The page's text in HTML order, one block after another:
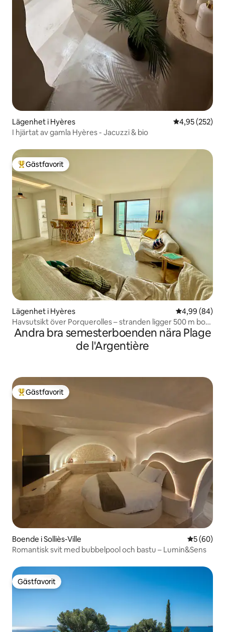
Lägenhet i Hyères 4,95 av 5 i
4,95 (252)
I hjärtat av gamla Hyères - Jacuzzi & bio
Populär gästfavorit
Gästfavorit
Lägenhet i Hyères 4,99 av 5 i
4,99 (84)
Havsutsikt över Porquerolles – stranden ligger 500 m bort
till fots
Andra bra semesterboenden nära Plage
de l'Argentière
Populär gästfavorit
Gästfavorit
Boende i Solliès-Ville 5 av 5 i
5 (60)
Romantisk svit med bubbelpool och bastu – Lumin&Sens
Gästfavorit
Gästfavorit